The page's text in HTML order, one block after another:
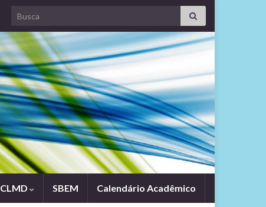
Search for:
CLMD SBEM Calendário Acadêmico